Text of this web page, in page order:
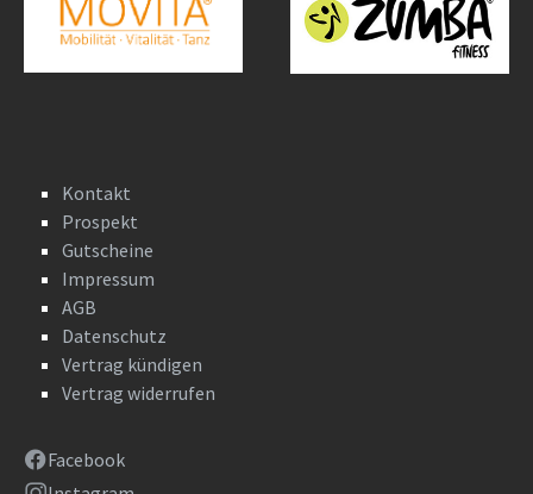
Kontakt
Prospekt
Gutscheine
Impressum
AGB
Datenschutz
Vertrag kündigen
Vertrag widerrufen
Facebook